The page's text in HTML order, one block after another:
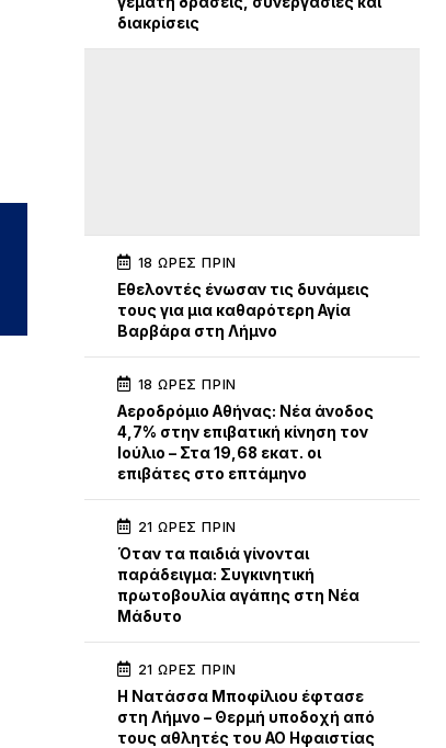
διακρίσεις
18 ΏΡΕΣ ΠΡΙΝ
Εθελοντές ένωσαν τις δυνάμεις
τους για μια καθαρότερη Αγία
Βαρβάρα στη Λήμνο
18 ΏΡΕΣ ΠΡΙΝ
Αεροδρόμιο Αθήνας: Νέα άνοδος
4,7% στην επιβατική κίνηση τον
Ιούλιο – Στα 19,68 εκατ. οι
επιβάτες στο επτάμηνο
21 ΏΡΕΣ ΠΡΙΝ
Όταν τα παιδιά γίνονται
παράδειγμα: Συγκινητική
πρωτοβουλία αγάπης στη Νέα
Μάδυτο
21 ΏΡΕΣ ΠΡΙΝ
Η Νατάσσα Μποφίλιου έφτασε
στη Λήμνο – Θερμή υποδοχή από
τους αθλητές του ΑΟ Ηφαιστίας